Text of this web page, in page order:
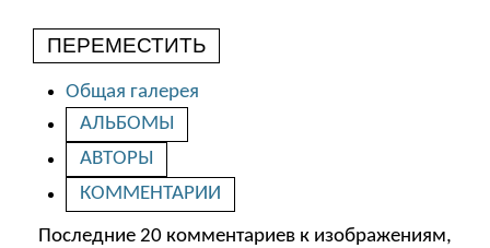
ПЕРЕМЕСТИТЬ
Общая галерея
АЛЬБОМЫ
АВТОРЫ
КОММЕНТАРИИ
Последние 20 комментариев к изображениям,